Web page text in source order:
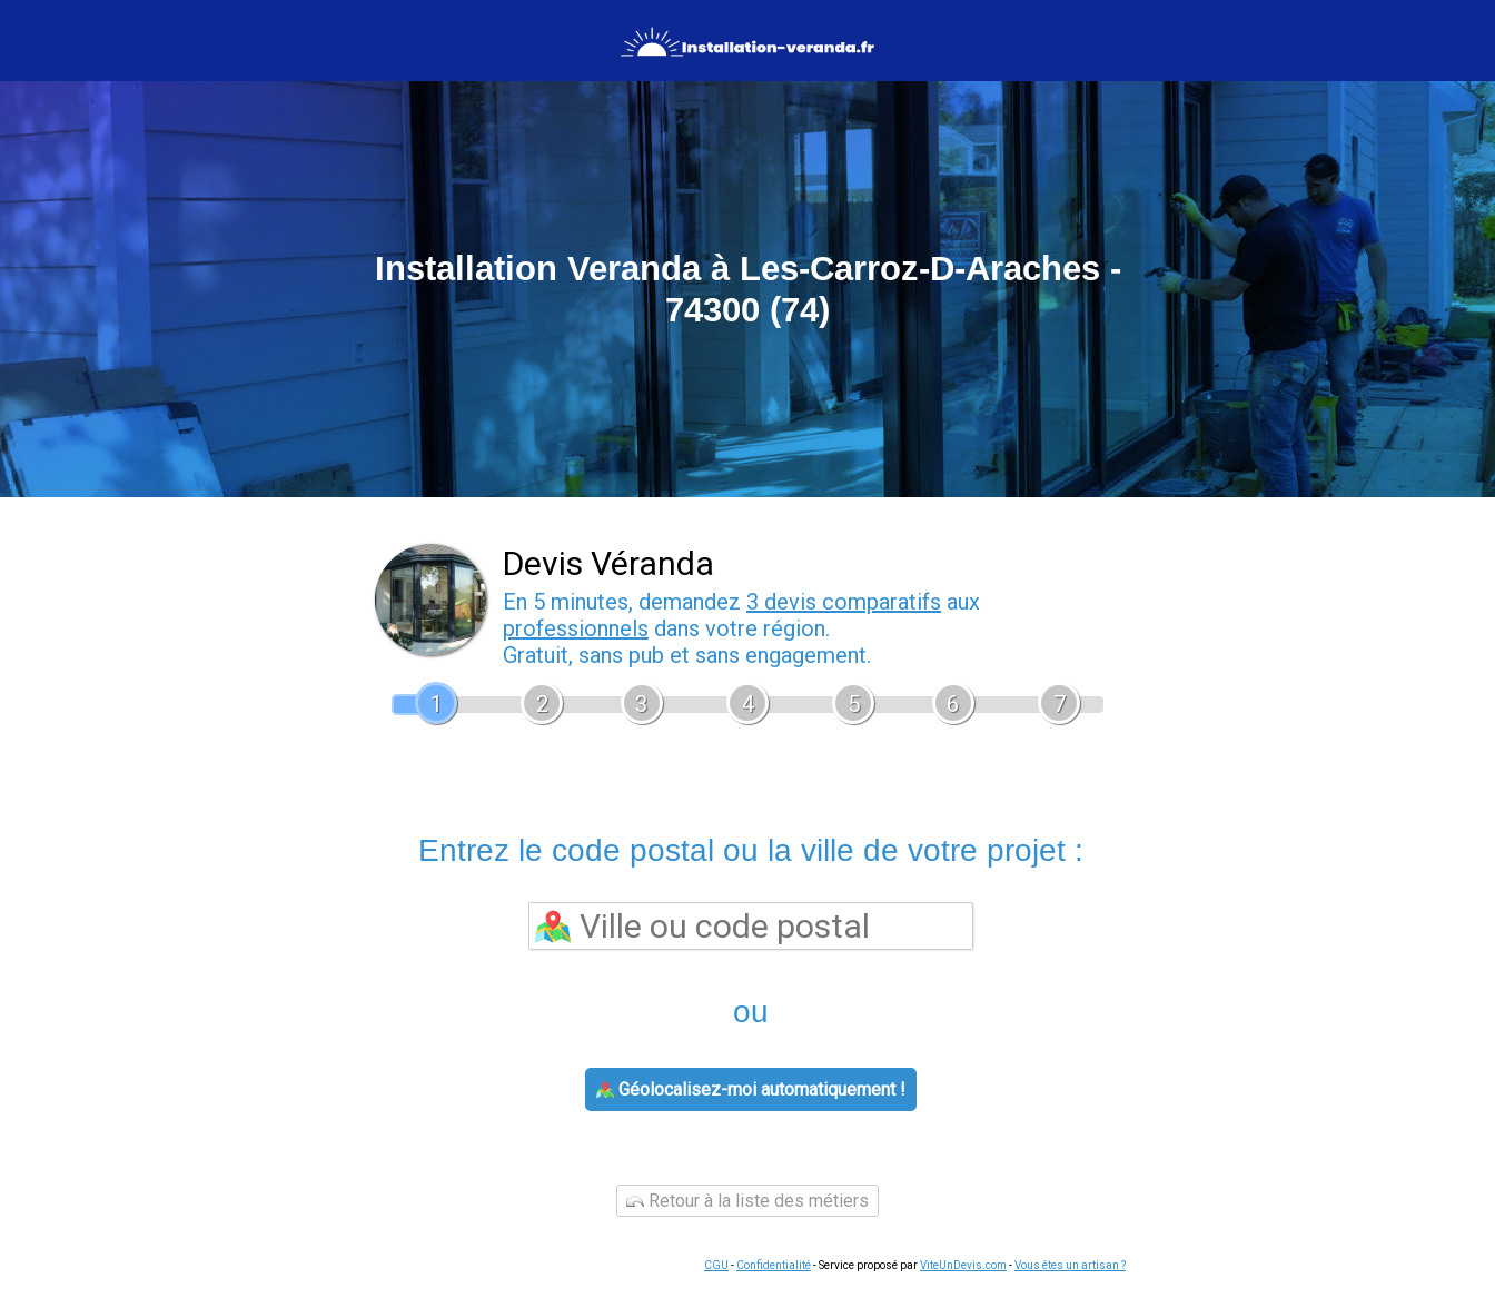
Installation Veranda à Les-Carroz-D-Araches -
74300 (74)
Devis Véranda
En 5 minutes, demandez 3 devis comparatifs aux
professionnels dans votre région.
Gratuit, sans pub et sans engagement.
1
2 3 4 5 6 7
Entrez le code postal ou la ville de votre projet :
ou
Géolocalisez-moi automatiquement !
Retour à la liste des métiers
CGU - Confidentialité- Service proposé parViteUnDevis.com -Vous êtes un artisan ?